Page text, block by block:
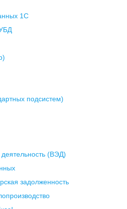
1С
подсистем)
(ВЭД)
задолженность